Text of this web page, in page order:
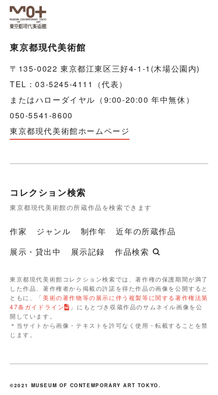
東京都現代美術館
〒135-0022 東京都江東区三好4-1-1(木場公園内)
TEL：03-5245-4111（代表）
またはハローダイヤル（9:00-20:00 年中無休）
050-5541-8600
東京都現代美術館ホームページ
コレクション検索
東京都現代美術館の所蔵作品を検索できます
作家 ジャンル 制作年
近年の所蔵作品
展示・貸出中
展示記録 作品検索
東京都現代美術館コレクション検索では、著作権の保護期間が満了
した作品、著作権者から掲載の許諾を得た作品の画像を公開すると
ともに、「美術の著作物等の展示に伴う複製等に関する著作権法第
47条ガイドライン
」にもとづき収蔵作品のサムネイル画像を公
開しています。
＊当サイトから画像・テキストを許可なく使用・転載することを禁
じます。
©2021 MUSEUM OF CONTEMPORARY ART TOKYO.